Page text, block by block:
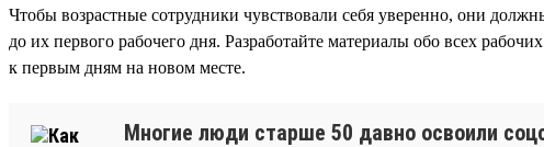
Чтобы возрастные сотрудники чувствовали себя уверенно, они
до их первого рабочего дня. Разработайте материалы обо всех
к первым дням на новом месте.
Многие люди старше 50 давно освоили